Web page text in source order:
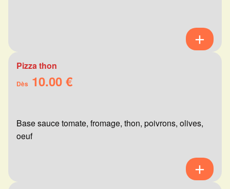
Pizza thon
Dès 10.00 €
Base sauce tomate, fromage, thon, poivrons, olives,
oeuf